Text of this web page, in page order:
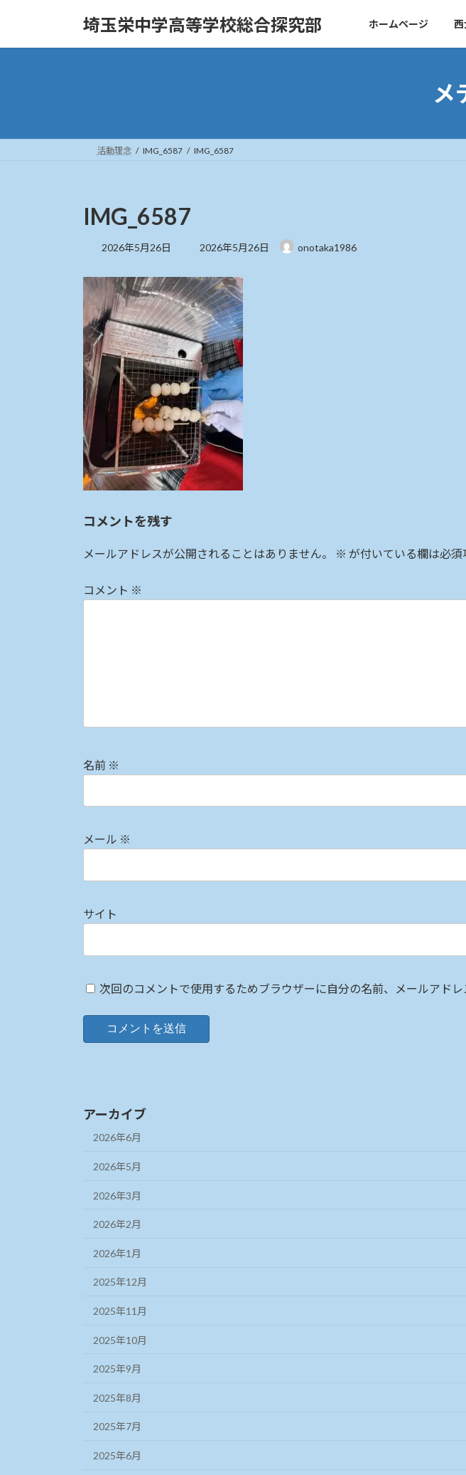
埼玉栄中学高等学校総合探究部 ホームページ 西
メ
活動理念 IMG_6587 IMG_6587
IMG_6587
2026年5月26日
最
新
日
時
:
2026年5月26日 onotaka1986
コメントを残す
メールアドレスが公開されることはありません。 ※ が付いている欄は必須
コメント ※
名前 ※
メール ※
サイト
次回のコメントで使用するためブラウザーに自分の名前、メールアドレ
アーカイブ
2026年6月
2026年5月
2026年3月
2026年2月
2026年1月
2025年12月
2025年11月
2025年10月
2025年9月
2025年8月
2025年7月
2025年6月